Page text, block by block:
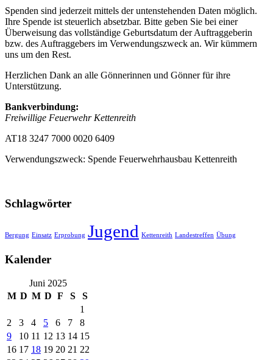
Spenden sind jederzeit mittels der untenstehenden Daten möglich.
Ihre Spende ist steuerlich absetzbar. Bitte geben Sie bei einer
Überweisung das vollständige Geburtsdatum der Auftraggeberin
bzw. des Auftraggebers im Verwendungszweck an. Wir kümmern
uns um den Rest.
Herzlichen Dank an alle Gönnerinnen und Gönner für ihre
Unterstützung.
Bankverbindung:
Freiwillige Feuerwehr Kettenreith
AT18 3247 7000 0020 6409
Verwendungszweck: Spende Feuerwehrhausbau Kettenreith
Schlagwörter
Bergung Einsatz Erprobung Jugend Kettenreith Landestreffen Übung
Kalender
Juni 2025
M D M D F S
S
1
2
3 4 5 6 7
8
9
10 11 12 13 14 15
16 17 18 19 20 21 22